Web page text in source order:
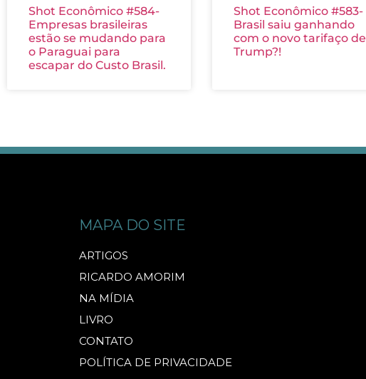
Shot Econômico #584-
Empresas brasileiras
estão se mudando para
o Paraguai para
escapar do Custo Brasil.
Shot Econômico #583-
Brasil saiu ganhando
com o novo tarifaço de
Trump?!
MAPA DO SITE
ARTIGOS
RICARDO AMORIM
NA MÍDIA
LIVRO
CONTATO
POLÍTICA DE PRIVACIDADE